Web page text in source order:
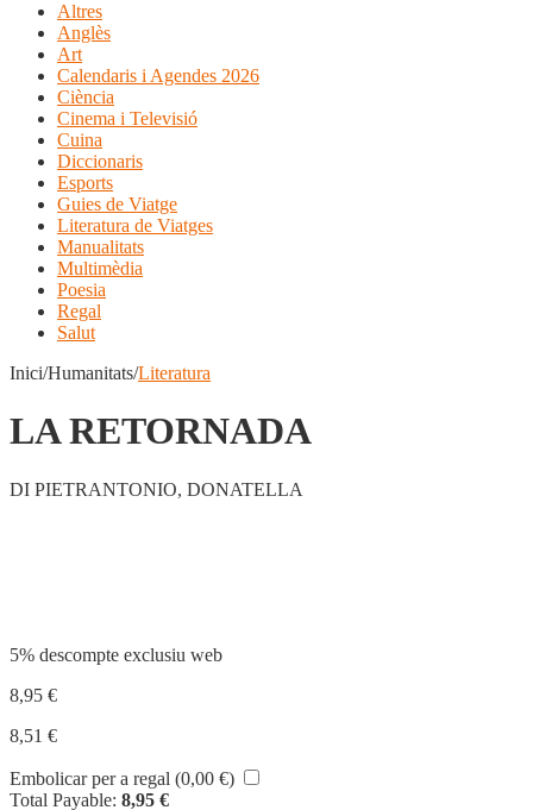
Altres
Anglès
Art
Calendaris i Agendes 2026
Ciència
Cinema i Televisió
Cuina
Diccionaris
Esports
Guies de Viatge
Literatura de Viatges
Manualitats
Multimèdia
Poesia
Regal
Salut
Inici/Humanitats/Literatura
LA RETORNADA
DI PIETRANTONIO, DONATELLA
5% descompte exclusiu web
8,95 €
8,51 €
Embolicar per a regal (0,00 €)
Total Payable: 8,95 €